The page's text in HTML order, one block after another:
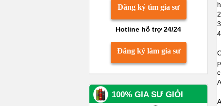
Đăng ký tìm gia sư
Hotline hỗ trợ 24/24
Đăng ký làm gia sư
100% GIA SƯ GIỎI